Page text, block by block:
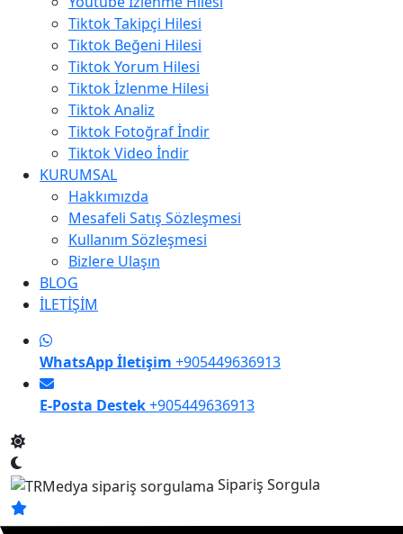
Tiktok Takipçi Hilesi
Tiktok Beğeni Hilesi
Tiktok Yorum Hilesi
Tiktok İzlenme Hilesi
Tiktok Analiz
Tiktok Fotoğraf İndir
Tiktok Video İndir
KURUMSAL
Hakkımızda
Mesafeli Satış Sözleşmesi
Kullanım Sözleşmesi
Bizlere Ulaşın
BLOG
İLETİŞİM
WhatsApp İletişim +905449636913
E-Posta Destek+905449636913
Sipariş Sorgula